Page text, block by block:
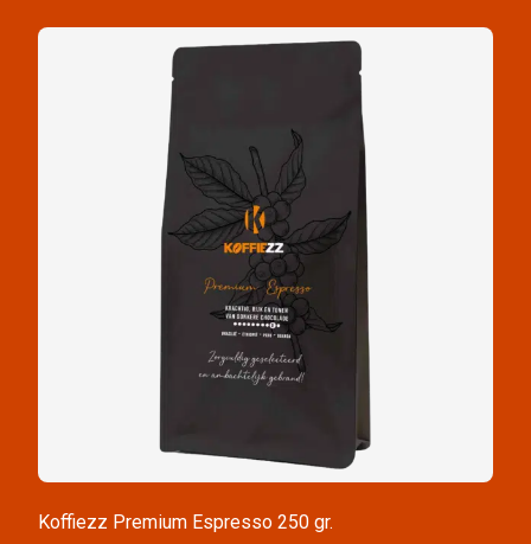
Koffiezz Premium Espresso 250 gr.